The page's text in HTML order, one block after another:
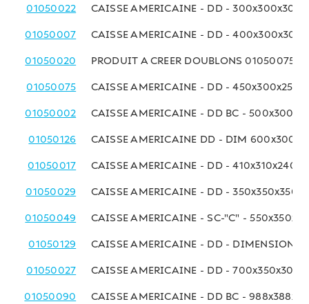
01050022 CAISSE AMERICAINE - DD - 300x300x300
01050007 CAISSE AMERICAINE - DD - 400x300x300
01050020 PRODUIT A CREER DOUBLONS 01050075
01050075 CAISSE AMERICAINE - DD - 450x300x250
01050002 CAISSE AMERICAINE - DD BC -
01050126 CAISSE AMERICAINE DD - DIM
01050017 CAISSE AMERICAINE - DD - 410x310x240
01050029 CAISSE AMERICAINE - DD - 350x350x350
01050049 CAISSE AMERICAINE - SC-"C" -
01050129 CAISSE AMERICAINE - DD - DIMENSIONS
01050027 CAISSE AMERICAINE - DD - 700x350x300
01050090 CAISSE AMERICAINE - DD BC -